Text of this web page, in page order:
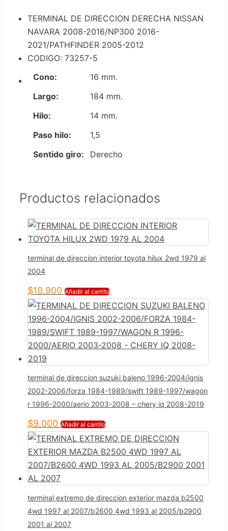
TERMINAL DE DIRECCION DERECHA NISSAN
NAVARA 2008-2016/NP300 2016-
2021/PATHFINDER 2005-2012
CODIGO: 73257-5
Cono:
16 mm.
Largo:
184 mm.
Hilo:
14 mm.
Paso hilo:
1,5
Sentido giro:
Derecho
Productos relacionados
terminal de direccion interior toyota hilux 2wd 1979 al
2004
$10.900 Añadir al carrito
terminal de direccion suzuki baleno 1996-2004/ignis
2002-2006/forza 1984-1989/swift 1989-1997/wagon
r 1996-2000/aerio 2003-2008 – chery iq 2008-2019
$9.000 Añadir al carrito
terminal extremo de direccion exterior mazda b2500
4wd 1997 al 2007/b2600 4wd 1993 al 2005/b2900
2001 al 2007